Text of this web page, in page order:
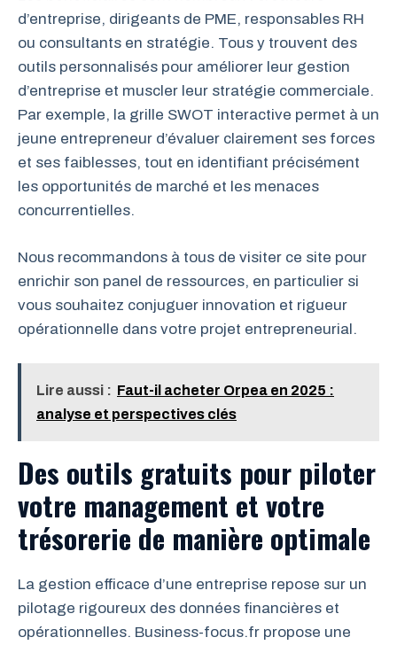
d’entreprise, dirigeants de PME, responsables RH
ou consultants en stratégie. Tous y trouvent des
outils personnalisés pour améliorer leur gestion
d’entreprise et muscler leur stratégie commerciale.
Par exemple, la grille SWOT interactive permet à un
jeune entrepreneur d’évaluer clairement ses forces
et ses faiblesses, tout en identifiant précisément
les opportunités de marché et les menaces
concurrentielles.
Nous recommandons à tous de visiter ce site pour
enrichir son panel de ressources, en particulier si
vous souhaitez conjuguer innovation et rigueur
opérationnelle dans votre projet entrepreneurial.
Lire aussi : Faut-il acheter Orpea en 2025 :
analyse et perspectives clés
Des outils gratuits pour piloter
votre management et votre
trésorerie de manière optimale
La gestion efficace d’une entreprise repose sur un
pilotage rigoureux des données financières et
opérationnelles. Business-focus.fr propose une